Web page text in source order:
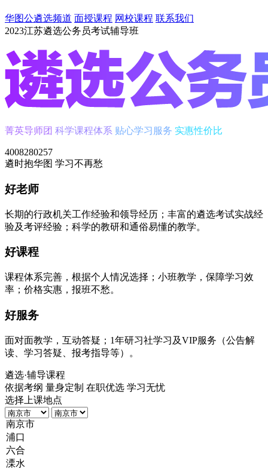
华图公遴选频道 面授课程 网校课程 联系我们
2023江苏遴选公务员考试辅导班
菁英导师团 科学课程体系 贴心学习服务 实惠性价比
4008280257
遴时抱华图 学习不再愁
好老师
长期的行政机关工作经验和领导经历；丰富的遴选考试实战经
验及考评经验；科学的教研和通俗易懂的教学。
好课程
课程体系完善，根据个人情况选择；小班教学，保障学习效
率；价格实惠，报班不愁。
好服务
面对面教学，互动答疑；1年研习社学习及VIP服务（公告解
读、学习答疑、报考指导等）。
遴选·辅导课程
依据考纲 量身定制 在职优选 学习无忧
选择上课地点